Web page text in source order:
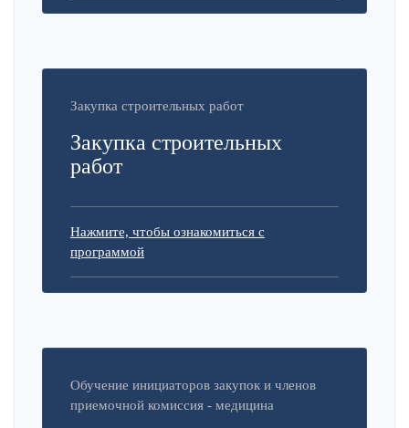
Закупка строительных работ
Закупка строительных
работ
Нажмите, чтобы ознакомиться с
программой
Обучение инициаторов закупок и членов
приемочной комиссия - медицина